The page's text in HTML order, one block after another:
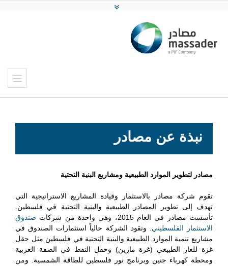
نبذة عن مصادر
مصادر لتطوير الموارد الطبيعية ومشاريع البنية التحتية
‫تقوم شركة مصادر بالاستثمار وقيادة المشاريع الاستراتيجية التي
تهدف إلى تطوير المصادر الطبيعية والبنية التحتية في فلسطين.
تأسست مصادر في العام 2015، وهي واحدة من شركات
صندوق
الاستثمار الفلسطيني . وتقود الشركة حالياً استثمارات الصندوق في
مشاريع تنمية الموارد الطبيعية والبنية التحتية في فلسطين مثل حقل
غزة للغاز الطبيعي (غزة مارين) وحقل النفط في الضفة الغربية
ومحطة كهرباء جنين وبرنامج نور فلسطين للطاقة الشمسية. ومن